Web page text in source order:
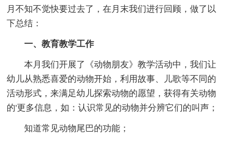
月不知不觉快要过去了，在月末我们进行回顾，做了以
下总结：
一、教育教学工作
本月我们开展了《动物朋友》教学活动中，我们让
幼儿从熟悉喜爱的动物开始，利用故事、儿歌等不同的
活动形式，来满足幼儿探索动物的愿望，获得有关动物
的'更多信息，如：认识常见的动物并分辨它们的叫声；
知道常见动物尾巴的功能；